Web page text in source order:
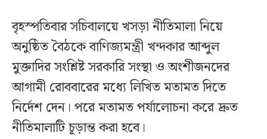
বৃহস্পতিবার সচিবালয়ে খসড়া নীতিমালা নিয়ে
অনুষ্ঠিত বৈঠকে বাণিজ্যমন্ত্রী খন্দকার আব্দুল
মুক্তাদির সংশ্লিষ্ট সরকারি সংস্থা ও অংশীজনদের
আগামী রোববারের মধ্যে লিখিত মতামত দিতে
নির্দেশ দেন। পরে মতামত পর্যালোচনা করে দ্রুত
নীতিমালাটি চূড়ান্ত করা হবে।